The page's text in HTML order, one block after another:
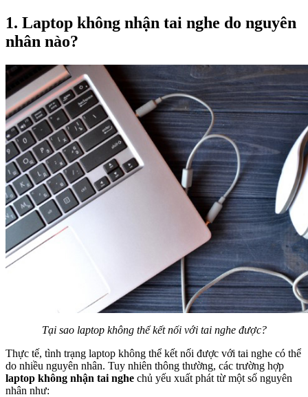
1. Laptop không nhận tai nghe do nguyên
nhân nào?
Tại sao laptop không thể kết nối với tai nghe được?
Thực tế, tình trạng laptop không thể kết nối được với tai nghe có thể
do nhiều nguyên nhân. Tuy nhiên thông thường, các trường hợp
laptop không nhận tai nghe chủ yếu xuất phát từ một số nguyên
nhân như: